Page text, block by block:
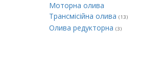
Моторна олива
Трансмісійна олива (13)
Олива редукторна (3)